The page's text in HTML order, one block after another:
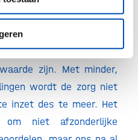
zetten naar een
aan de hand van
voor welke mensen
zijn. Met minder,
wordt de zorg niet
inzet des te meer. Het
niet afzonderlijke